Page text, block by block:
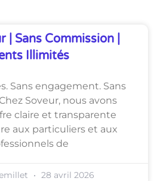
| Sans Commission |
Illimités
Sans engagement. Sans
Soveur, nous avons
claire et transparente
aux particuliers et aux
de
28 avril 2026